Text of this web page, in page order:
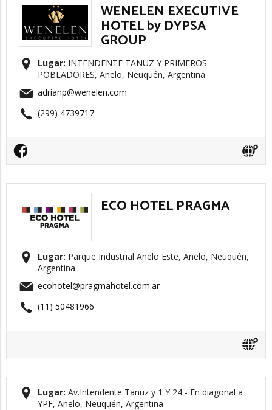
WENELEN EXECUTIVE
HOTEL by DYPSA
GROUP
Lugar: INTENDENTE TANUZ Y PRIMEROS
POBLADORES, Añelo, Neuquén, Argentina
adrianp@wenelen.com
(299) 4739717
ECO HOTEL PRAGMA
Lugar: Parque Industrial Añelo Este, Añelo, Neuquén,
Argentina
ecohotel@pragmahotel.com.ar
(11) 50481966
Lugar: Av.Intendente Tanuz y 1 Y 24 - En diagonal a
YPF, Añelo, Neuquén, Argentina